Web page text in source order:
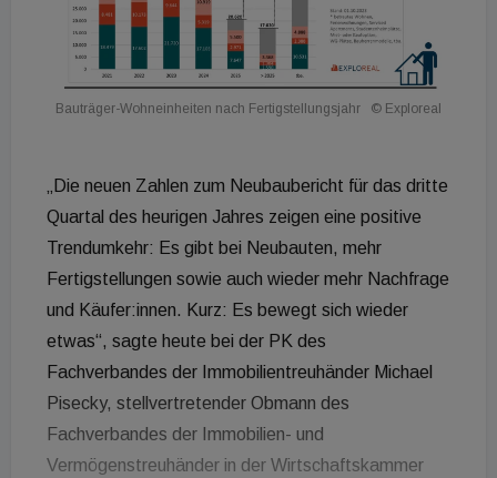
Bauträger-Wohneinheiten nach Fertigstellungsjahr © Exploreal
„Die neuen Zahlen zum Neubaubericht für das dritte
Quartal des heurigen Jahres zeigen eine positive
Trendumkehr: Es gibt bei Neubauten, mehr
Fertigstellungen sowie auch wieder mehr Nachfrage
und Käufer:innen. Kurz: Es bewegt sich wieder
etwas“, sagte heute bei der PK des
Fachverbandes der Immobilientreuhänder Michael
Pisecky, stellvertretender Obmann des
Fachverbandes der Immobilien- und
Vermögenstreuhänder in der Wirtschaftskammer